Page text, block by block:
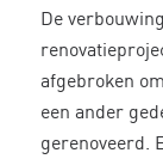
De
afgebroken
een ander
gerenoveerd.